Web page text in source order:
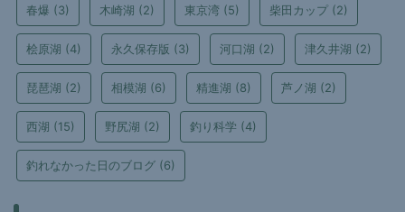
春爆 (3) 木崎湖 (2) 東京湾 (5) 柴田カップ (2)
桧原湖 (4) 永久保存版 (3) 河口湖 (2) 津久井湖 (2)
琵琶湖 (2) 相模湖 (6) 精進湖 (8) 芦ノ湖 (2)
西湖 (15) 野尻湖 (2) 釣り科学 (4)
釣れなかった日のブログ (6)